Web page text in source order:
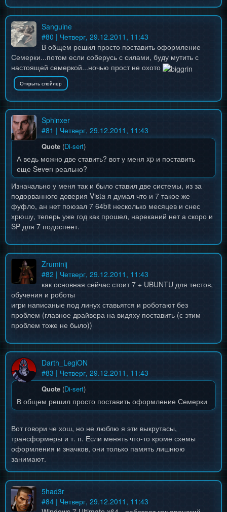
Sanguine
#80 | Четверг, 29.12.2011, 11:43
В общем решил просто поставить оформление
Семерки...потом если соберусь с силами, буду мутить с
настоящей семеркой...ночью прост не охото
Sphinxer
#81 | Четверг, 29.12.2011, 11:43
Quote (Di-sert)
А ведь можно две ставить? вот у меня xp и поставить
еще Seven реально?
Изначально у меня так и было ставил две системы, из за
подорванного доверия Vista я думал что и 7 такое же
фуфло, ан нет поюзал 7 64bit несколько месяцев и снес
хрюшу, теперь уже год как прошел, нареканий нет а скоро и
SP для 7 подоспеет.
Zruminij
#82 | Четверг, 29.12.2011, 11:43
как основная сейчас стоит 7 + UBUNTU для тестов,
обучения и роботы
игри написаные под линух ставьятся и роботают без
проблем (главное драйвера на видяху поставить (с этим
проблем тоже не было))
Darth_LegiON
#83 | Четверг, 29.12.2011, 11:43
Quote (Di-sert)
В общем решил просто поставить оформление Семерки
Вот говори че хош, но не люблю я эти выкрутасы,
трансформеры и т. п. Если менять что-то кроме схемы
оформления и значков, они только память лишнюю
занимают.
5had3r
#84 | Четверг, 29.12.2011, 11:43